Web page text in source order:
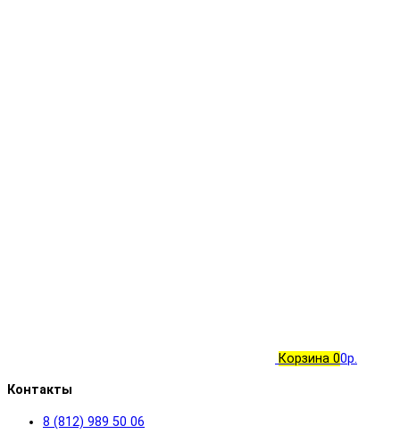
Корзина 00р.
Контакты
8 (812) 989 50 06